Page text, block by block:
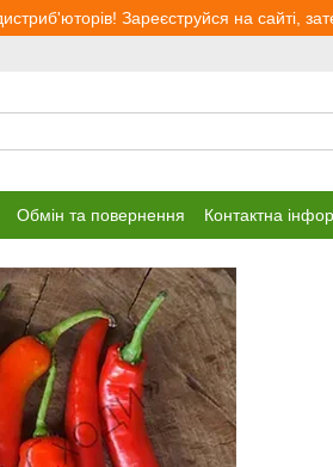
Зареєструйся на сайті,
Обмін та повернення Контактна